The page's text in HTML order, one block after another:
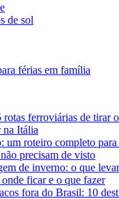
de sol
férias em família
rotas ferroviárias de tirar
na Itália
um roteiro completo
precisam de visto
de inverno: o que
ficar e o que fazer
fora do Brasil: 10